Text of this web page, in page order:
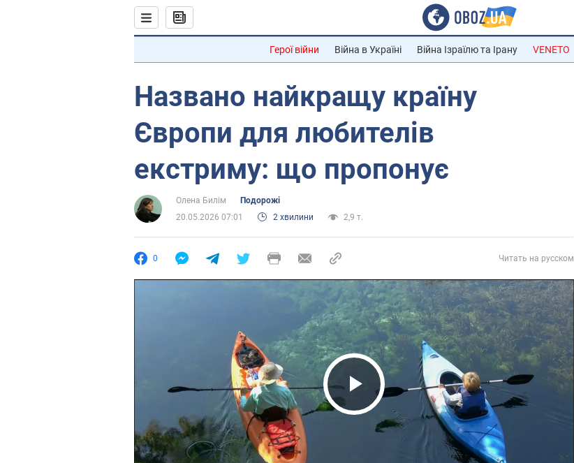
Герої війни Війна в Україні Війна Ізраїлю та Ірану VENETO
Названо найкращу країну
Європи для любителів
екстриму: що пропонує
Олена Билім
Подорожі
20.05.2026 07:01
2 хвилини 2,9 т.
0 Читать на русском
Play Video